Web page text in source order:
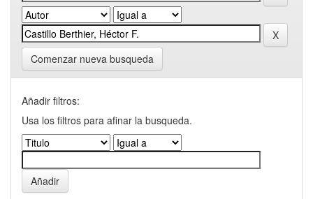
Comenzar nueva busqueda
Añadir filtros:
Usa los filtros para afinar la busqueda.